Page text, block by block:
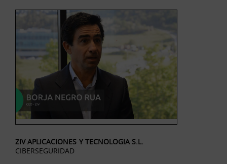
ZIV APLICACIONES Y TECNOLOGIA S.L.
CIBERSEGURIDAD